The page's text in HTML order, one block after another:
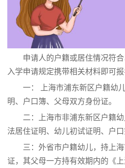
申请人的户籍或居住情况符合
入学申请规定携带相关材料即可报
一： 上海市浦东新区户籍幼
明、户口簿、父母双方身份证。
二：上海市非浦东新区户籍幼
法居住证明、幼儿初试证明、户口
三：外省市户籍幼儿，持上海
证，其父母一方持有效期内的《